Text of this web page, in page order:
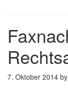
7. Oktober 2014 by